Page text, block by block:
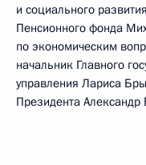
и социального
Пенсионного фонда
по экономическим
начальник Главного
управления Лариса
Президента